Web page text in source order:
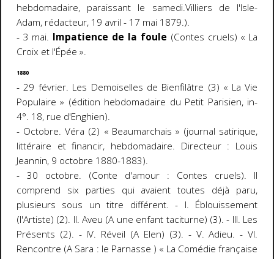
hebdomadaire, paraissant le samedi.Villiers de l'Isle-
Adam, rédacteur, 19 avril - 17 mai 1879.).
- 3 mai. Impatience de la foule (Contes cruels) « La
Croix et l'Épée ».
1880
- 29 février. Les Demoiselles de Bienfilâtre (3) « La Vie
Populaire » (édition hebdomadaire du Petit Parisien, in-
4°. 18, rue d'Enghien).
- Octobre. Véra (2) « Beaumarchais » (journal satirique,
littéraire et financir, hebdomadaire. Directeur : Louis
Jeannin, 9 octobre 1880-1883).
- 30 octobre. (Conte d'amour : Contes cruels). Il
comprend six parties qui avaient toutes déjà paru,
plusieurs sous un titre différent. - I. Éblouissement
(l'Artiste) (2). II. Aveu (A une enfant taciturne) (3). - III. Les
Présents (2). - IV. Réveil (A Elen) (3). - V. Adieu. - VI.
Rencontre (A Sara : le Parnasse ) « La Comédie française